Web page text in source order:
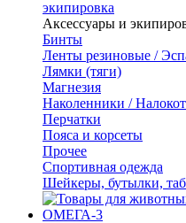
экипировка
Аксессуары и
Бинты
Ленты резиновые /
Лямки (тяги)
Магнезия
Наколенники /
Перчатки
Пояса и корсеты
Прочее
Спортивная одежда
Шейкеры, бутылки,
ОМЕГА-3